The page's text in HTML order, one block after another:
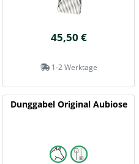
45,50 €
1-2 Werktage
Dunggabel Original Aubiose